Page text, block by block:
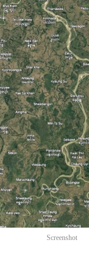
Screenshot